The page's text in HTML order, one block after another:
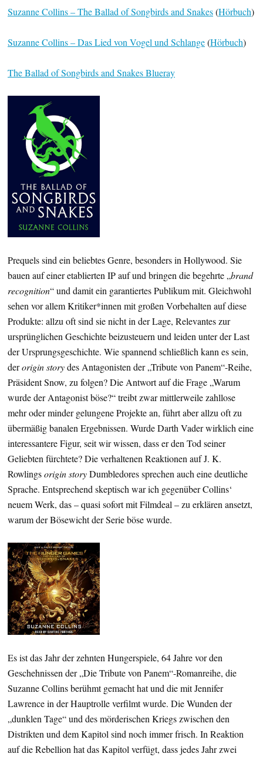
Suzanne Collins – The Ballad of Songbirds and Snakes(Hörbuch)
Suzanne Collins – Das Lied von Vogel und Schlange(Hörbuch)
The Ballad of Songbirds and Snakes Blueray
Prequels sind ein beliebtes Genre, besonders in Hollywood. Sie
bauen auf einer etablierten IP auf und bringen die begehrte „brand
recognition“ und damit ein garantiertes Publikum mit. Gleichwohl
sehen vor allem Kritiker*innen mit großen Vorbehalten auf diese
Produkte: allzu oft sind sie nicht in der Lage, Relevantes zur
ursprünglichen Geschichte beizusteuern und leiden unter der Last
der Ursprungsgeschichte. Wie spannend schließlich kann es sein,
derorigin storydes Antagonisten der „Tribute von Panem“-Reihe,
Präsident Snow, zu folgen? Die Antwort auf die Frage „Warum
wurde der Antagonist böse?“ treibt zwar mittlerweile zahllose
mehr oder minder gelungene Projekte an, führt aber allzu oft zu
übermäßig banalen Ergebnissen. Wurde Darth Vader wirklich eine
interessantere Figur, seit wir wissen, dass er den Tod seiner
Geliebten fürchtete? Die verhaltenen Reaktionen auf J. K.
Rowlingsorigin storyDumbledores sprechen auch eine deutliche
Sprache. Entsprechend skeptisch war ich gegenüber Collins‘
neuem Werk, das – quasi sofort mit Filmdeal – zu erklären ansetzt,
warum der Bösewicht der Serie böse wurde.
Es ist das Jahr der zehnten Hungerspiele, 64 Jahre vor den
Geschehnissen der „Die Tribute von Panem“-Romanreihe, die
Suzanne Collins berühmt gemacht hat und die mit Jennifer
Lawrence in der Hauptrolle verfilmt wurde. Die Wunden der
„dunklen Tage“ und des mörderischen Kriegs zwischen den
Distrikten und dem Kapitol sind noch immer frisch. In Reaktion
auf die Rebellion hat das Kapitol verfügt, dass jedes Jahr zwei